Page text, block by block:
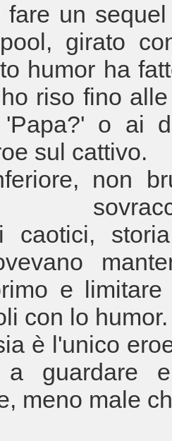
fare un
girato
humor ha
riso fino
o ai
sul cattivo.
non
caotici,
e
con lo humor.
è l'unico
a guardare
meno male